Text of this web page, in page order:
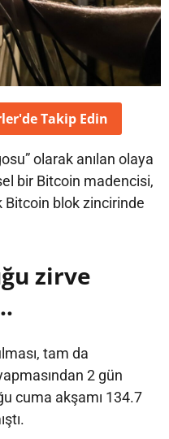
Takip Edin
olarak anılan olaya
bir Bitcoin madencisi,
Bitcoin blok zincirinde
zirve
tam da
2 gün
cuma akşamı 134.7